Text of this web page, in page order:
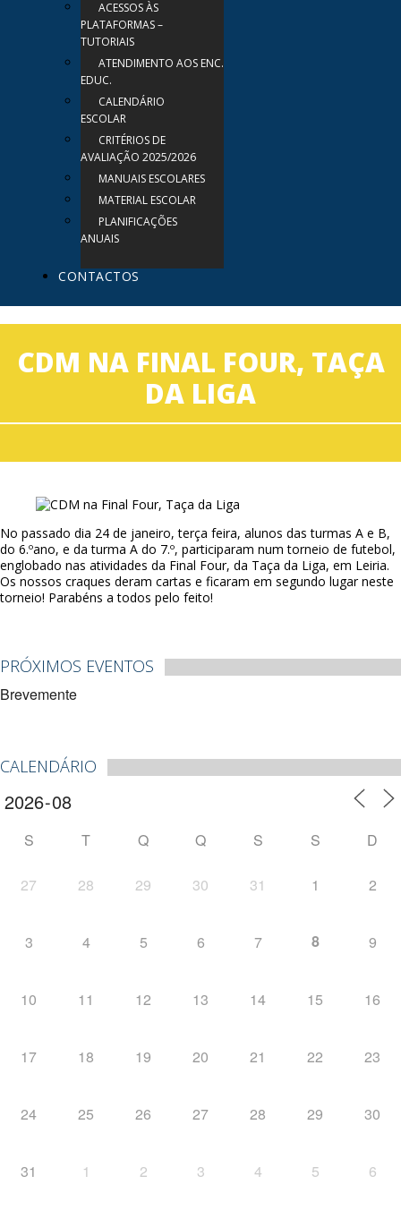
ACESSOS ÀS
PLATAFORMAS –
TUTORIAIS
ATENDIMENTO AOS ENC.
EDUC.
CALENDÁRIO
ESCOLAR
CRITÉRIOS DE
AVALIAÇÃO 2025/2026
MANUAIS ESCOLARES
MATERIAL ESCOLAR
PLANIFICAÇÕES
ANUAIS
CONTACTOS
CDM NA FINAL FOUR, TAÇA
DA LIGA
No passado dia 24 de janeiro, terça feira, alunos das turmas A e B,
do 6.ºano, e da turma A do 7.º, participaram num torneio de futebol,
englobado nas atividades da Final Four, da Taça da Liga, em Leiria.
Os nossos craques deram cartas e ficaram em segundo lugar neste
torneio! Parabéns a todos pelo feito!
PRÓXIMOS EVENTOS
Brevemente
CALENDÁRIO
S T Q Q S S D
27 28 29 30 31 1 2
3 4 5 6 7 8 9
10 11 12 13 14 15 16
17 18 19 20 21 22 23
24 25 26 27 28 29 30
31 1 2 3 4 5 6